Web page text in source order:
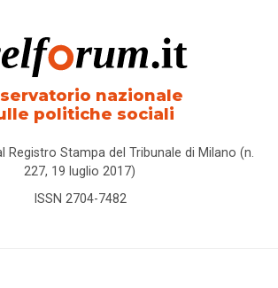
nazionale
politiche sociali
Registro Stampa del Tribunale di Milano (n.
227, 19 luglio 2017)
ISSN 2704-7482